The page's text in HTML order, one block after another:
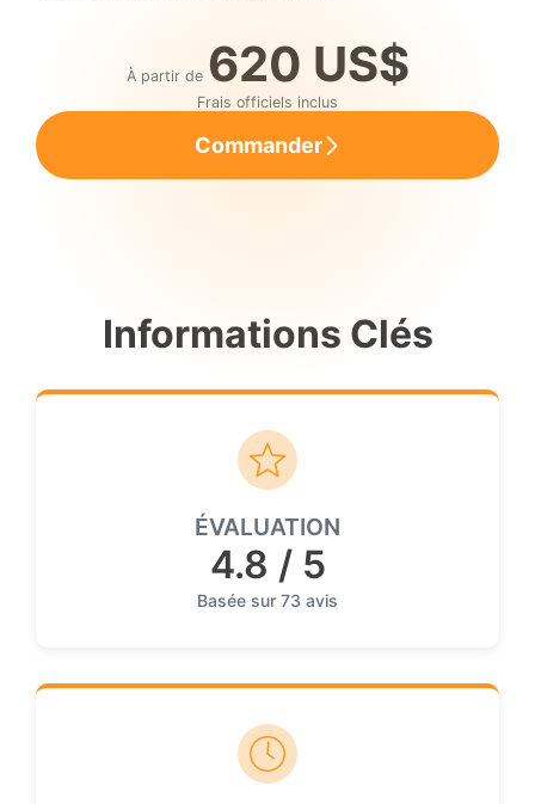
À partir de 620 US$
Frais officiels inclus
Commander
Informations Clés
ÉVALUATION
4.8 / 5
Basée sur 73 avis